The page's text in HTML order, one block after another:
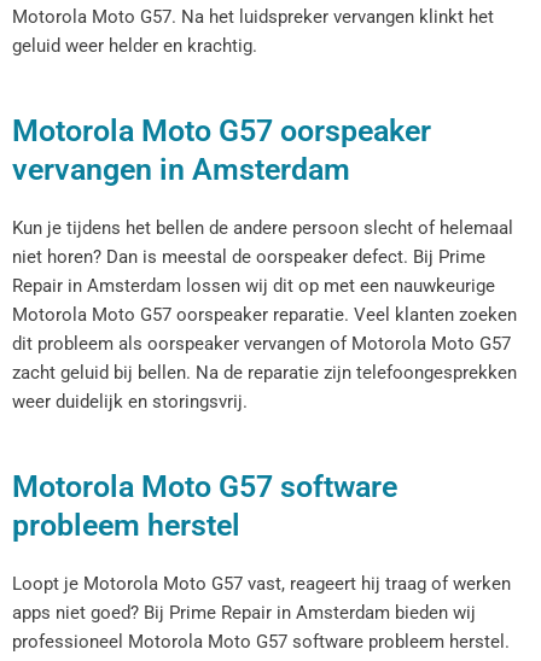
Motorola Moto G57. Na het luidspreker vervangen klinkt het
geluid weer helder en krachtig.
Motorola Moto G57 oorspeaker
vervangen in Amsterdam
Kun je tijdens het bellen de andere persoon slecht of helemaal
niet horen? Dan is meestal de oorspeaker defect. Bij Prime
Repair in Amsterdam lossen wij dit op met een nauwkeurige
Motorola Moto G57 oorspeaker reparatie. Veel klanten zoeken
dit probleem als oorspeaker vervangen of Motorola Moto G57
zacht geluid bij bellen. Na de reparatie zijn telefoongesprekken
weer duidelijk en storingsvrij.
Motorola Moto G57 software
probleem herstel
Loopt je Motorola Moto G57 vast, reageert hij traag of werken
apps niet goed? Bij Prime Repair in Amsterdam bieden wij
professioneel Motorola Moto G57 software probleem herstel.